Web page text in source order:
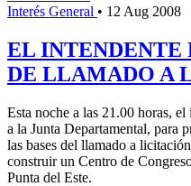
Interés General • 12 Aug 2008
EL INTENDENTE
DE LLAMADO A
Esta noche a las 21.00 horas,
a la Junta Departamental, para
las bases del llamado a
construir un Centro de
Punta del Este.